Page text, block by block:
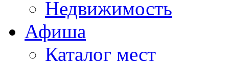
Недвижимость
Афиша
Каталог мест